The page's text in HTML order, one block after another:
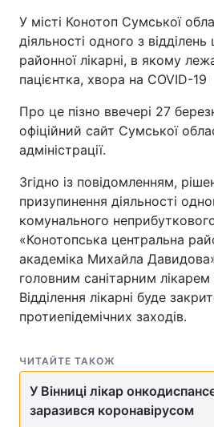
У місті Конотоп Сумської
діяльності одного з відділень
районної лікарні, в якому
пацієнтка, хвора на COVID-19
Про це пізно ввечері 27
офіційний сайт Сумської
адміністрації.
Згідно із повідомленням,
призупинення діяльності
комунального
«Конотопська центральна
академіка Михайла
головним санітарним лікарем
Відділення лікарні буде
протиепідемічних заходів.
ЧИТАЙТЕ ТАКОЖ
У Вінниці лікар
заразився коронавірусом